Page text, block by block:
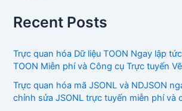
Recent Posts
Trực quan hóa Dữ liệu TOON Ngay lập
TOON Miễn phí và Công cụ Trực tuyến
Trực quan hóa mã JSONL và NDJSON
chỉnh sửa JSONL trực tuyến miễn phí và